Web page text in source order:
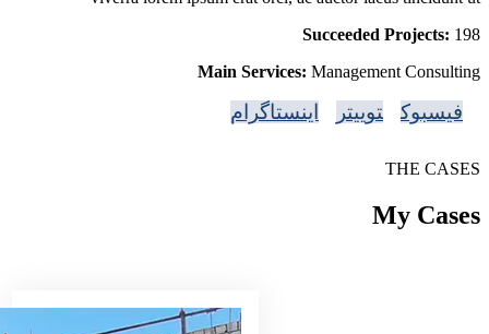
Succeeded Projects: 198
Main Services: Management Consulting
فیسبوک توییتر اینستاگرام
THE CASES
My Cases